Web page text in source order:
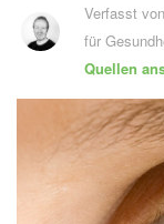
Verfasst von
für
Quellen